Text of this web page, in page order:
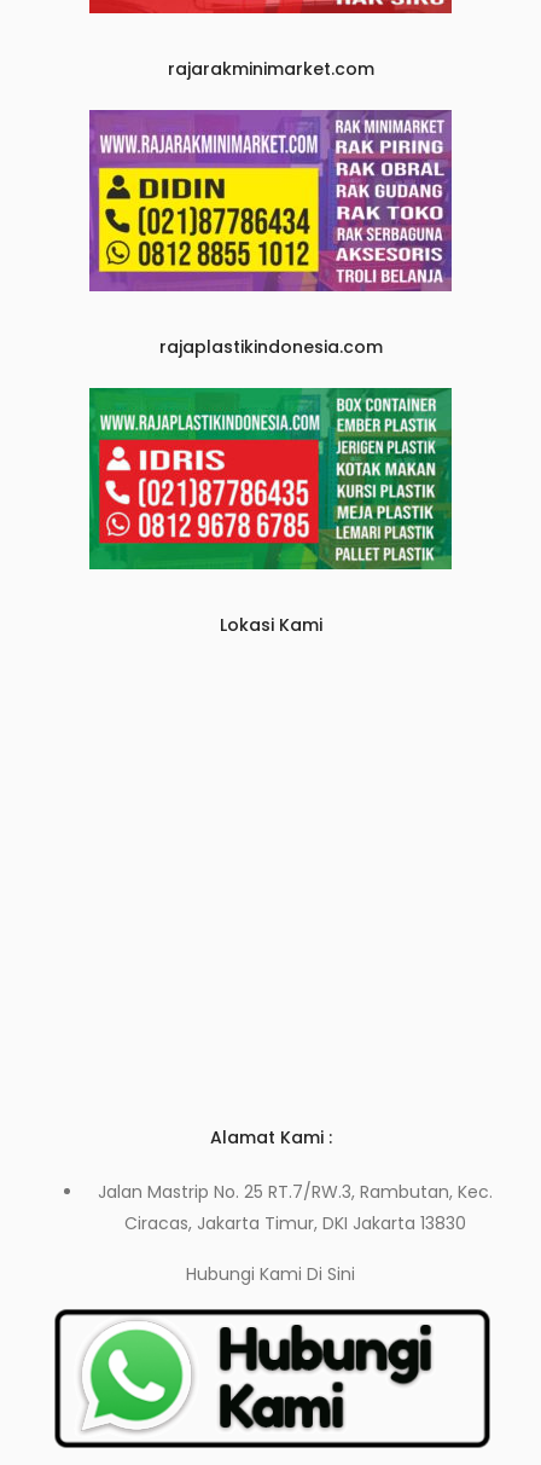
rajarakminimarket.com
rajaplastikindonesia.com
Lokasi Kami
Alamat Kami :
Jalan Mastrip No. 25 RT.7/RW.3, Rambutan, Kec.
Ciracas, Jakarta Timur, DKI Jakarta 13830
Hubungi Kami Di Sini